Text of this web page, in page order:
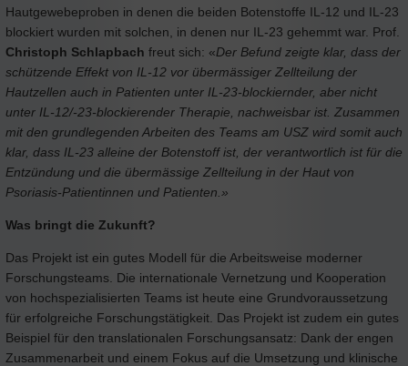
Hautgewebeproben in denen die beiden Botenstoffe IL-12 und IL-23
blockiert wurden mit solchen, in denen nur IL-23 gehemmt war. Prof.
Christoph Schlapbach freut sich: «Der Befund zeigte klar, dass der
schützende Effekt von IL-12 vor übermässiger Zellteilung der
Hautzellen auch in Patienten unter IL-23-blockiernder, aber nicht
unter IL-12/-23-blockierender Therapie, nachweisbar ist. Zusammen
mit den grundlegenden Arbeiten des Teams am USZ wird somit auch
klar, dass IL-23 alleine der Botenstoff ist, der verantwortlich ist für die
Entzündung und die übermässige Zellteilung in der Haut von
Psoriasis-Patientinnen und Patienten.»
Was bringt die Zukunft?
Das Projekt ist ein gutes Modell für die Arbeitsweise moderner
Forschungsteams. Die internationale Vernetzung und Kooperation
von hochspezialisierten Teams ist heute eine Grundvoraussetzung
für erfolgreiche Forschungstätigkeit. Das Projekt ist zudem ein gutes
Beispiel für den translationalen Forschungsansatz: Dank der engen
Zusammenarbeit und einem Fokus auf die Umsetzung und klinische